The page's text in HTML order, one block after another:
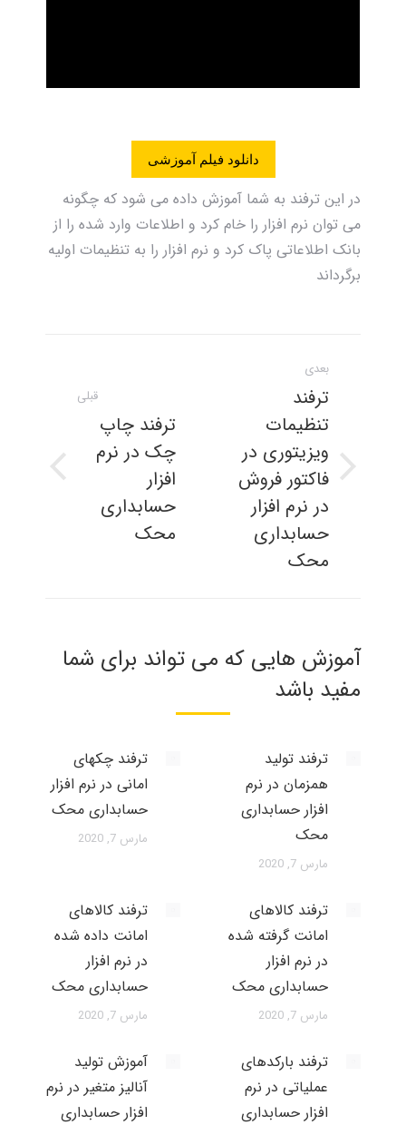
دانلود فیلم آموزشی
در این ترفند به شما آموزش داده می شود که چگونه
می توان نرم افزار را خام کرد و اطلاعات وارد شده را از
بانک اطلاعاتی پاک کرد و نرم افزار را به تنظیمات اولیه
برگرداند
مطلب
قبلی
پست
ترفند چاپ
چک در نرم
افزار
حسابداری
محک
بعدی
نوشته
بعدی:
ترفند
تنظیمات
ویزیتوری در
فاکتور فروش
در نرم افزار
حسابداری
محک
آموزش هایی که می تواند برای شما
مفید باشد
ترفند تولید
همزمان در نرم
افزار حسابداری
محک
مارس 7, 2020
ترفند چکهای
امانی در نرم افزار
حسابداری محک
مارس 7, 2020
ترفند کالاهای
امانت گرفته شده
در نرم افزار
حسابداری محک
مارس 7, 2020
ترفند کالاهای
امانت داده شده
در نرم افزار
حسابداری محک
مارس 7, 2020
ترفند بارکدهای
عملیاتی در نرم
افزار حسابداری
آموزش تولید
آنالیز متغیر در نرم
افزار حسابداری